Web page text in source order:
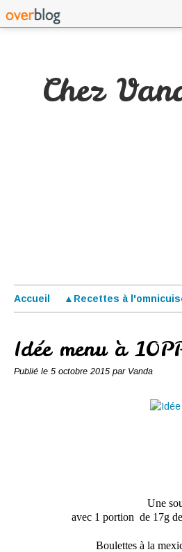
Chez
Accueil ▲Recettes à
Idée menu à
Publié le 5 octobre 2015 par Vanda
Une
avec 1 portion de 17g
Boulettes à la